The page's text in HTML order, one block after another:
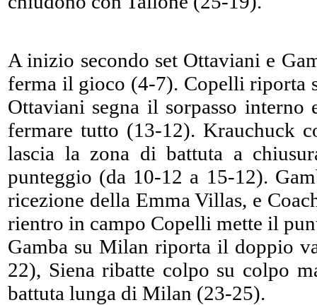
A inizio secondo set Ottaviani e
ferma il gioco (4-7). Copelli
Ottaviani segna il sorpasso interno
fermare tutto (13-12). Krauchuck
lascia la zona di battuta a
punteggio (da 10-12 a 15-12).
ricezione della Emma Villas, e
rientro in campo Copelli mette il
Gamba su Milan riporta il doppio
22), Siena ribatte colpo su colpo
battuta lunga di Milan (23-25).